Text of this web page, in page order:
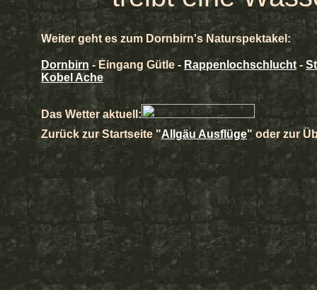
Weiter geht es zum Dornbirn's Naturspektakel:
Dornbirn - Eingang Gütle - Rappenlochschlucht-
Kobel Ache
Das Wetter aktuell:
Zurück zur Startseite "Allgäu Ausflüge" oder zur